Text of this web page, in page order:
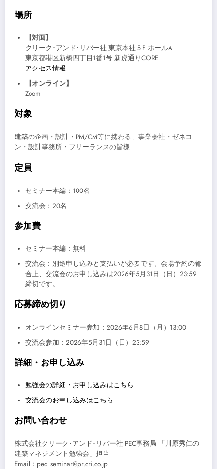
場所
【対面】
クリーク･アンド･リバー社 東京本社５F ホールA
東京都港区新橋四丁目1番1号 新虎通りCORE
アクセス情報
【オンライン】
Zoom
対象
建築の企画・設計・PM/CM等に携わる、事業会社・ゼネコ
ン・設計事務所・フリーランスの皆様
定員
セミナー本編：100名
交流会：20名
参加費
セミナー本編：無料
交流会：別途申し込みと支払いが必要です。会場予約の都
合上、交流会のお申し込みは2026年5月31日（日）23:59
締切です。
応募締め切り
オンラインセミナー参加：2026年6月8日（月）13:00
交流会参加：2026年5月31日（日）23:59
詳細・お申し込み
勉強会の詳細・お申し込みはこちら
交流会のお申し込みはこちら
お問い合わせ
株式会社クリーク･アンド･リバー社 PEC事務局 「川原秀仁の
建築マネジメント勉強会」担当
Email：pec_seminar@pr.cri.co.jp